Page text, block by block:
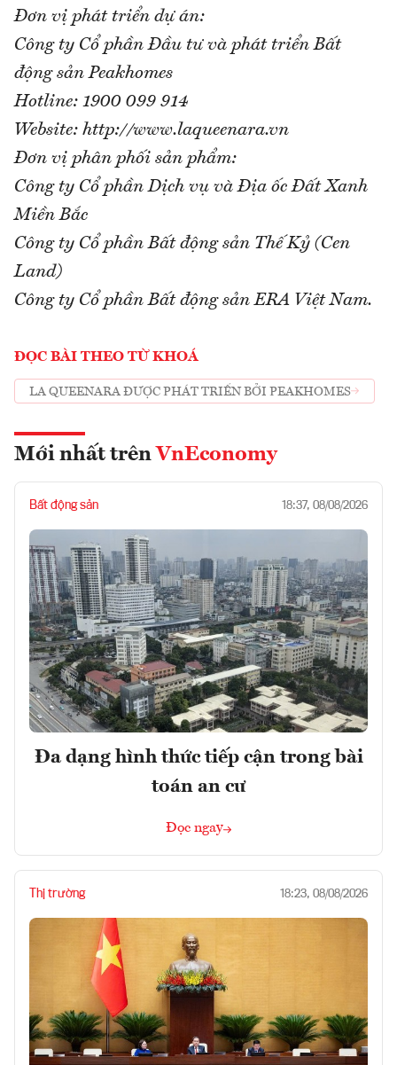
Đơn vị phát triển dự án:
Công ty Cổ phần Đầu tư và phát triển Bất
động sản Peakhomes
Hotline: 1900 099 914
Website: http://www.laqueenara.vn
Đơn vị phân phối sản phẩm:
Công ty Cổ phần Dịch vụ và Địa ốc Đất Xanh
Miền Bắc
Công ty Cổ phần Bất động sản Thế Kỷ (Cen
Land)
Công ty Cổ phần Bất động sản ERA Việt Nam.
ĐỌC BÀI THEO TỪ KHOÁ
LA QUEENARA ĐƯỢC PHÁT TRIỂN BỞI PEAKHOMES
Mới nhất trên VnEconomy
Bất động sản 18:37, 08/08/2026
Đa dạng hình thức tiếp cận trong bài
toán an cư
Đọc ngay
Thị trường 18:23, 08/08/2026